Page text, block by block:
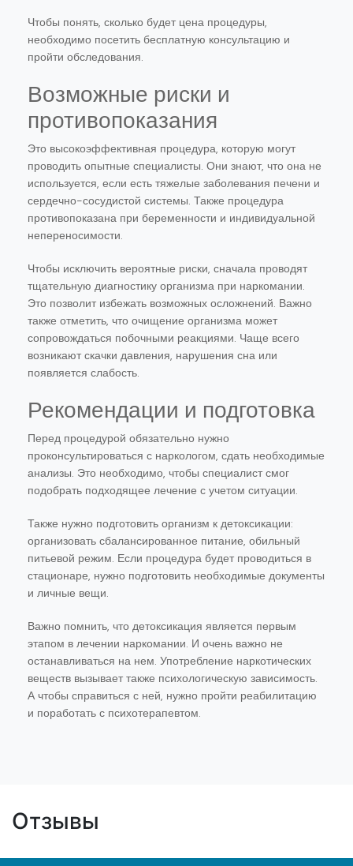
Чтобы понять, сколько будет цена процедуры,
необходимо посетить бесплатную консультацию и
пройти обследования.
Возможные риски и
противопоказания
Это высокоэффективная процедура, которую могут
проводить опытные специалисты. Они знают, что она не
используется, если есть тяжелые заболевания печени и
сердечно-сосудистой системы. Также процедура
противопоказана при беременности и индивидуальной
непереносимости.
Чтобы исключить вероятные риски, сначала проводят
тщательную диагностику организма при наркомании.
Это позволит избежать возможных осложнений. Важно
также отметить, что очищение организма может
сопровождаться побочными реакциями. Чаще всего
возникают скачки давления, нарушения сна или
появляется слабость.
Рекомендации и подготовка
Перед процедурой обязательно нужно
проконсультироваться с наркологом, сдать необходимые
анализы. Это необходимо, чтобы специалист смог
подобрать подходящее лечение с учетом ситуации.
Также нужно подготовить организм к детоксикации:
организовать сбалансированное питание, обильный
питьевой режим. Если процедура будет проводиться в
стационаре, нужно подготовить необходимые документы
и личные вещи.
Важно помнить, что детоксикация является первым
этапом в лечении наркомании. И очень важно не
останавливаться на нем. Употребление наркотических
веществ вызывает также психологическую зависимость.
А чтобы справиться с ней, нужно пройти реабилитацию
и поработать с психотерапевтом.
Отзывы